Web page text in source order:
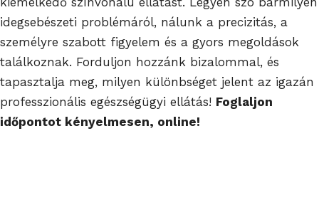
idegsebészeti problémáról, nálunk a precizitás, a
személyre szabott figyelem és a gyors megoldások
találkoznak. Forduljon hozzánk bizalommal, és
tapasztalja meg, milyen különbséget jelent az igazán
professzionális egészségügyi ellátás! Foglaljon
időpontot kényelmesen, online!